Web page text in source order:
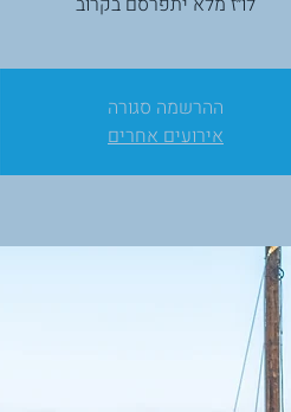
ההרשמה סגורה
אירועים אחרים